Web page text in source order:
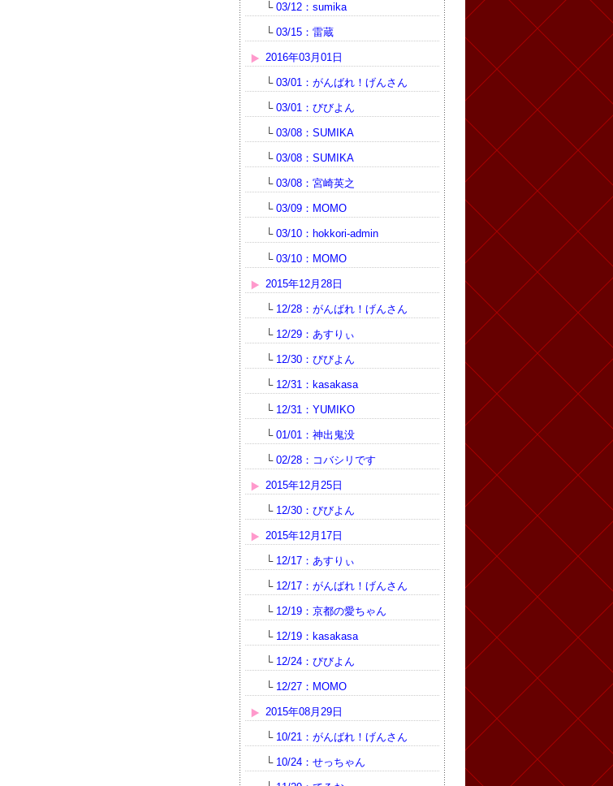
└ 03/12：sumika
└ 03/15：雷蔵
2016年03月01日
└ 03/01：がんばれ！げんさん
└ 03/01：びびよん
└ 03/08：SUMIKA
└ 03/08：SUMIKA
└ 03/08：宮崎英之
└ 03/09：MOMO
└ 03/10：hokkori-admin
└ 03/10：MOMO
2015年12月28日
└ 12/28：がんばれ！げんさん
└ 12/29：あすりぃ
└ 12/30：びびよん
└ 12/31：kasakasa
└ 12/31：YUMIKO
└ 01/01：神出鬼没
└ 02/28：コバシリです
2015年12月25日
└ 12/30：びびよん
2015年12月17日
└ 12/17：あすりぃ
└ 12/17：がんばれ！げんさん
└ 12/19：京都の愛ちゃん
└ 12/19：kasakasa
└ 12/24：びびよん
└ 12/27：MOMO
2015年08月29日
└ 10/21：がんばれ！げんさん
└ 10/24：せっちゃん